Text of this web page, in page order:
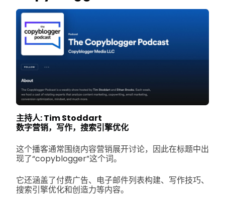
主持人: Tim Stoddart
数字营销，写作，搜索引擎优化
这个播客通常围绕内容营销展开讨论，因此在标题中出
现了“copyblogger”这个词。
它还涵盖了付费广告、电子邮件列表构建、写作技巧、
搜索引擎优化和创造力等内容。